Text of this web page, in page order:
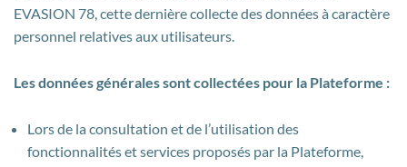
EVASION 78, cette dernière collecte des données à caractère
personnel relatives aux utilisateurs.
Les données générales sont collectées pour la Plateforme :
Lors de la consultation et de l’utilisation des
fonctionnalités et services proposés par la Plateforme,